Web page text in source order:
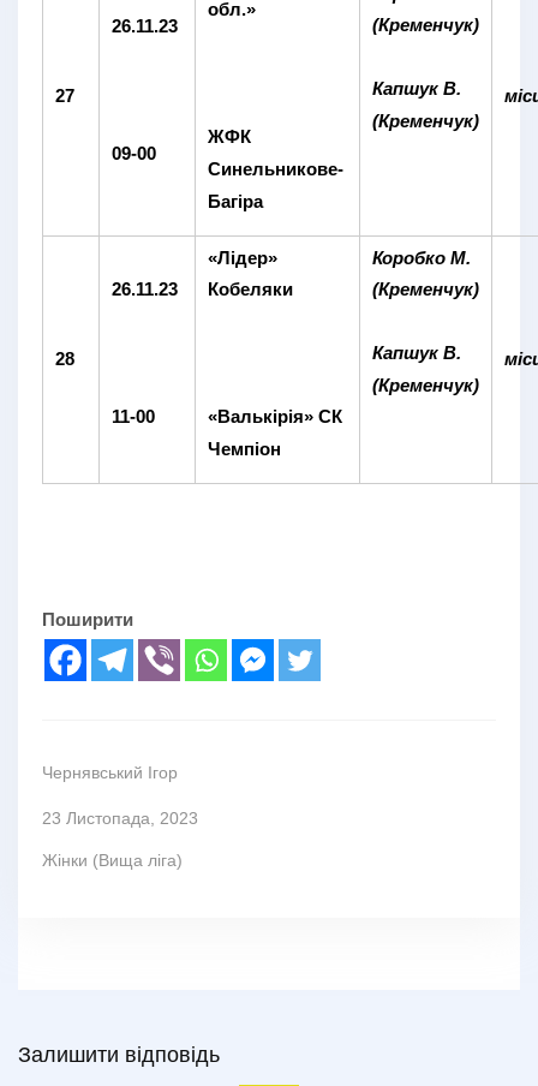
27
26.11.23
09-00
обл.»
ЖФК
Синельникове-
Багіра
(Кременчук)
Капшук В.
(Кременчук)
28
26.11.23
11-00
«Лідер»
Кобеляки
«Валькірія» CК
Чемпіон
Коробко М.
(Кременчук)
Капшук В.
(Кременчук)
Поширити
Чернявський Ігор
23 Листопада, 2023
Жінки (Вища ліга)
Залишити відповідь